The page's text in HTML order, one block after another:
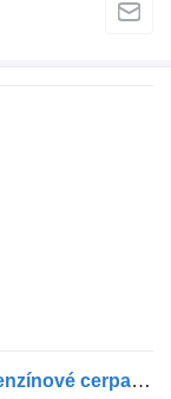
Prívesné vozíky prenosné hasicské benzínové cerpadlo + striekack